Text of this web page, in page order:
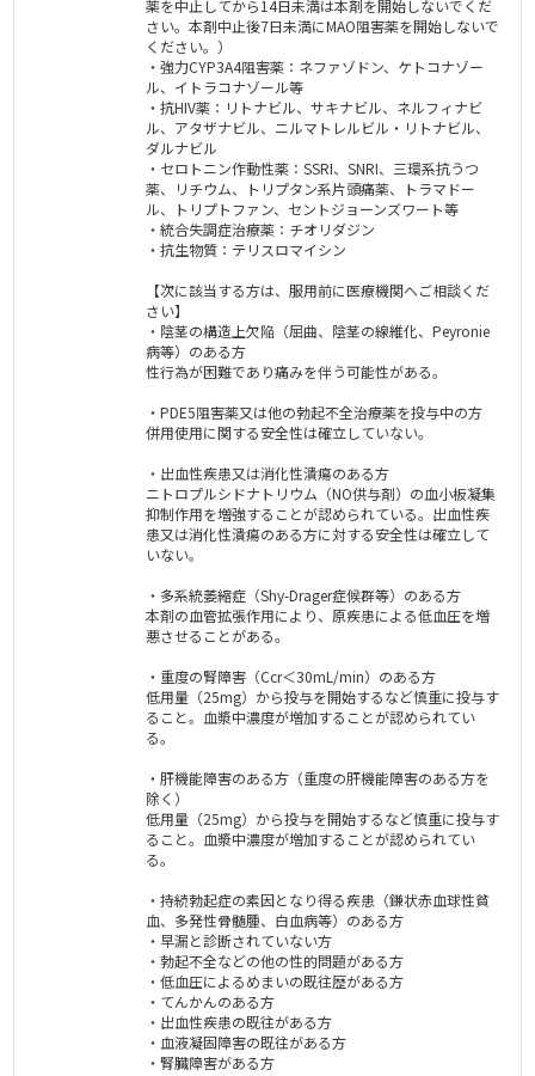
薬を中止してから14日未満は本剤を開始しないでくだ
さい。本剤中止後7日未満にMAO阻害薬を開始しないで
ください。）
・強力CYP3A4阻害薬：ネファゾドン、ケトコナゾー
ル、イトラコナゾール等
・抗HIV薬：リトナビル、サキナビル、ネルフィナビ
ル、アタザナビル、ニルマトレルビル・リトナビル、
ダルナビル
・セロトニン作動性薬：SSRI、SNRI、三環系抗うつ
薬、リチウム、トリプタン系片頭痛薬、トラマドー
ル、トリプトファン、セントジョーンズワート等
・統合失調症治療薬：チオリダジン
・抗生物質：テリスロマイシン
【次に該当する方は、服用前に医療機関へご相談くだ
さい】
・陰茎の構造上欠陥（屈曲、陰茎の線維化、Peyronie
病等）のある方
性行為が困難であり痛みを伴う可能性がある。
・PDE5阻害薬又は他の勃起不全治療薬を投与中の方
併用使用に関する安全性は確立していない。
・出血性疾患又は消化性潰瘍のある方
ニトロプルシドナトリウム（NO供与剤）の血小板凝集
抑制作用を増強することが認められている。出血性疾
患又は消化性潰瘍のある方に対する安全性は確立して
いない。
・多系統萎縮症（Shy-Drager症候群等）のある方
本剤の血管拡張作用により、原疾患による低血圧を増
悪させることがある。
・重度の腎障害（Ccr＜30mL/min）のある方
低用量（25mg）から投与を開始するなど慎重に投与す
ること。血漿中濃度が増加することが認められてい
る。
・肝機能障害のある方（重度の肝機能障害のある方を
除く）
低用量（25mg）から投与を開始するなど慎重に投与す
ること。血漿中濃度が増加することが認められてい
る。
・持続勃起症の素因となり得る疾患（鎌状赤血球性貧
血、多発性骨髄腫、白血病等）のある方
・早漏と診断されていない方
・勃起不全などの他の性的問題がある方
・低血圧によるめまいの既往歴がある方
・てんかんのある方
・出血性疾患の既往がある方
・血液凝固障害の既往がある方
・腎臓障害がある方